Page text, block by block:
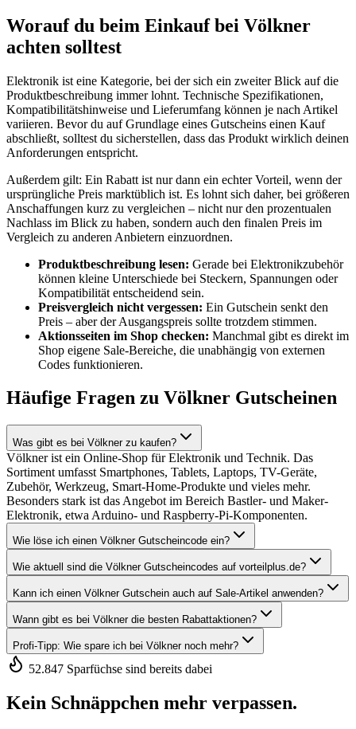
Worauf du beim Einkauf bei Völkner
achten solltest
Elektronik ist eine Kategorie, bei der sich ein zweiter Blick auf die
Produktbeschreibung immer lohnt. Technische Spezifikationen,
Kompatibilitätshinweise und Lieferumfang können je nach Artikel
variieren. Bevor du auf Grundlage eines Gutscheins einen Kauf
abschließt, solltest du sicherstellen, dass das Produkt wirklich deinen
Anforderungen entspricht.
Außerdem gilt: Ein Rabatt ist nur dann ein echter Vorteil, wenn der
ursprüngliche Preis marktüblich ist. Es lohnt sich daher, bei größeren
Anschaffungen kurz zu vergleichen – nicht nur den prozentualen
Nachlass im Blick zu haben, sondern auch den finalen Preis im
Vergleich zu anderen Anbietern einzuordnen.
Produktbeschreibung lesen: Gerade bei Elektronikzubehör
können kleine Unterschiede bei Steckern, Spannungen oder
Kompatibilität entscheidend sein.
Preisvergleich nicht vergessen: Ein Gutschein senkt den
Preis – aber der Ausgangspreis sollte trotzdem stimmen.
Aktionsseiten im Shop checken: Manchmal gibt es direkt im
Shop eigene Sale-Bereiche, die unabhängig von externen
Codes funktionieren.
Häufige Fragen zu Völkner Gutscheinen
Was gibt es bei Völkner zu kaufen?
Völkner ist ein Online-Shop für Elektronik und Technik. Das
Sortiment umfasst Smartphones, Tablets, Laptops, TV-Geräte,
Zubehör, Werkzeug, Smart-Home-Produkte und vieles mehr.
Besonders stark ist das Angebot im Bereich Bastler- und Maker-
Elektronik, etwa Arduino- und Raspberry-Pi-Komponenten.
Wie löse ich einen Völkner Gutscheincode ein?
Wie aktuell sind die Völkner Gutscheincodes auf vorteilplus.de?
Kann ich einen Völkner Gutschein auch auf Sale-Artikel anwenden?
Wann gibt es bei Völkner die besten Rabattaktionen?
Profi-Tipp: Wie spare ich bei Völkner noch mehr?
52.847 Sparfüchse sind bereits dabei
Kein Schnäppchen mehr verpassen.